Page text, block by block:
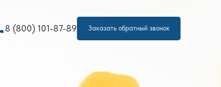
8 (800) 101-87-89 Заказать обратный звонок